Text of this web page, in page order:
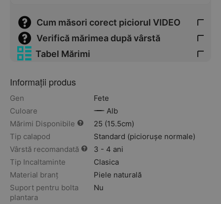
Cum măsori corect piciorul VIDEO
Verifică mărimea după vârstă
Tabel Mărimi
Informații produs
Gen
Fete
Culoare
Alb
Mărimi Disponibile
25 (15.5cm)
Tip calapod
Standard (piciorușe normale)
Vârstă recomandată
3 - 4 ani
Tip Incaltaminte
Clasica
Material branț
Piele naturală
Suport pentru bolta
plantara
Nu